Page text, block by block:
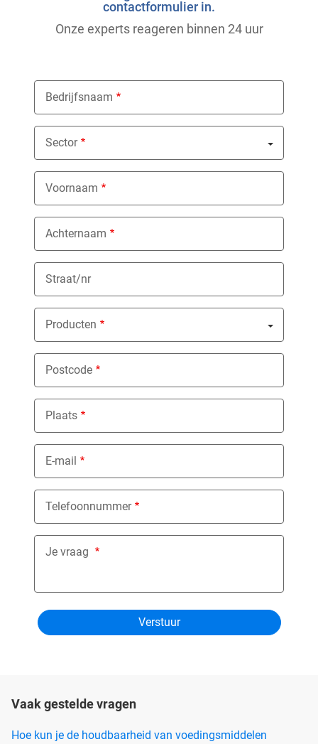
contactformulier in.
Onze experts reageren binnen 24 uur
Bedrijfsnaam
Sector
Nothing selected
Voornaam
Achternaam
Straat/nr
Producten
Nothing selected
Postcode
Plaats
E-mail
Telefoonnummer
Je vraag
Vaak gestelde vragen
Hoe kun je de houdbaarheid van voedingsmiddelen